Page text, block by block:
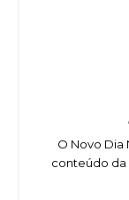
O Novo Dia
conteúdo da